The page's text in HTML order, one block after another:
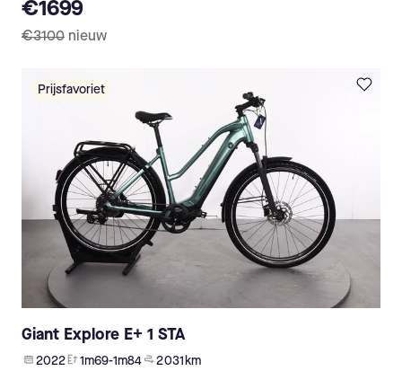
€1699
€3100 nieuw
Prijsfavoriet
Giant Explore E+ 1 STA
2022 1m69-1m84 2 031 km